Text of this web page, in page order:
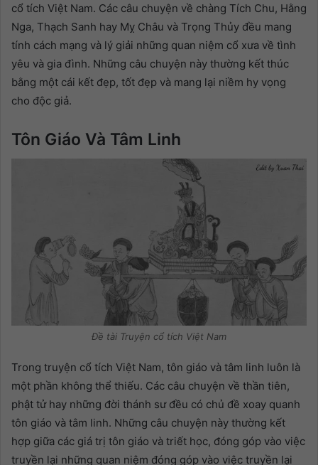
cổ tích Việt Nam. Các câu chuyện về chàng Tích Chu, Hằng
Nga, Thạch Sanh hay Mỵ Châu và Trọng Thủy đều mang
tính cách mạng và lý giải những quan niệm cổ xưa về tình
yêu và gia đình. Những câu chuyện này thường kết thúc
bằng một cái kết đẹp, tốt đẹp và mang lại niềm hy vọng
cho độc giả.
Tôn Giáo Và Tâm Linh
Đề tài Truyện cổ tích Việt Nam
Trong truyện cổ tích Việt Nam, tôn giáo và tâm linh luôn là
một phần không thể thiếu. Các câu chuyện về thần tiên,
phật tử hay những đời thánh sư đều có chủ đề xoay quanh
tôn giáo và tâm linh. Những câu chuyện này thường kết
hợp giữa các giá trị tôn giáo và triết học, đóng góp vào việc
truyền lại những quan niệm đóng góp vào việc truyền lại